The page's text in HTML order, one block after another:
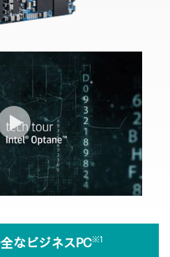
なビジネスPC※1